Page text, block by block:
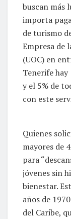
buscan más
importa
de turismo
Empresa de
(UOC) en
Tenerife hay
y el 5% de
con este
Quienes
mayores de
para
jóvenes sin
bienestar.
años de
del Caribe,